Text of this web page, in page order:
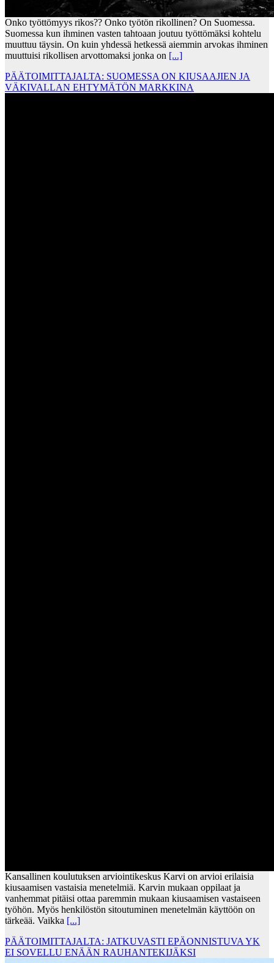
Onko työttömyys rikos?? Onko työtön rikollinen? On Suomessa.
Suomessa kun ihminen vasten tahtoaan joutuu työttömäksi kohtelu
muuttuu täysin. On kuin yhdessä hetkessä aiemmin arvokas ihminen
muuttuisi rikollisen arvottomaksi jonka on [...]
PÄÄTOIMITTAJALTA: SUOMESSA ON KIUSAAJIEN JA
VÄKIVALLAN EHTYMÄTÖN MARKKINA
Kansallinen koulutuksen arviointikeskus Karvi on arvioi erilaisia
kiusaamisen vastaisia menetelmiä. Karvin mukaan oppilaat ja
vanhemmat pitäisi ottaa paremmin mukaan kiusaamisen vastaiseen
työhön. Myös henkilöstön sitoutuminen menetelmän käyttöön on
tärkeää. Vaikka [...]
PÄÄTOIMITTAJALTA: JATKUVASTI EPÄONNISTUVA YK
EI SOVELLU ENÄÄN RAUHANTEKIJÄKSI